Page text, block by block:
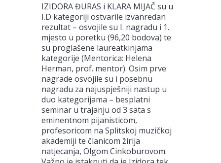
IZIDORA ĐURAS i KLARA MIJAČ su u
I.D kategoriji ostvarile izvanredan
rezultat – osvojile su I. nagradu i 1.
mjesto u poretku (96,20 bodova) te
su proglašene laureatkinjama
kategorije (Mentorica: Helena
Herman, prof. mentor). Osim prve
nagrade osvojile su i posebnu
nagradu za najuspješniji nastup u
duo kategorijama – besplatni
seminar u trajanju od 3 sata s
eminentnom pijanisticom,
profesoricom na Splitskoj muzičkoj
akademiji te članicom žirija
natjecanja, Olgom Cinkoburovom.